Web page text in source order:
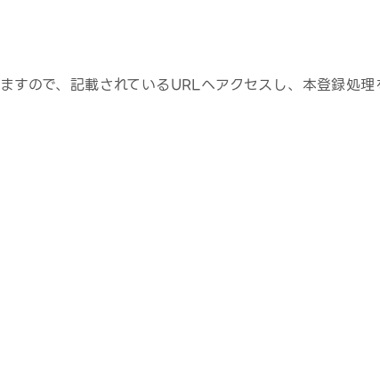
ので、記載されているURLへアクセスし、本登録処理